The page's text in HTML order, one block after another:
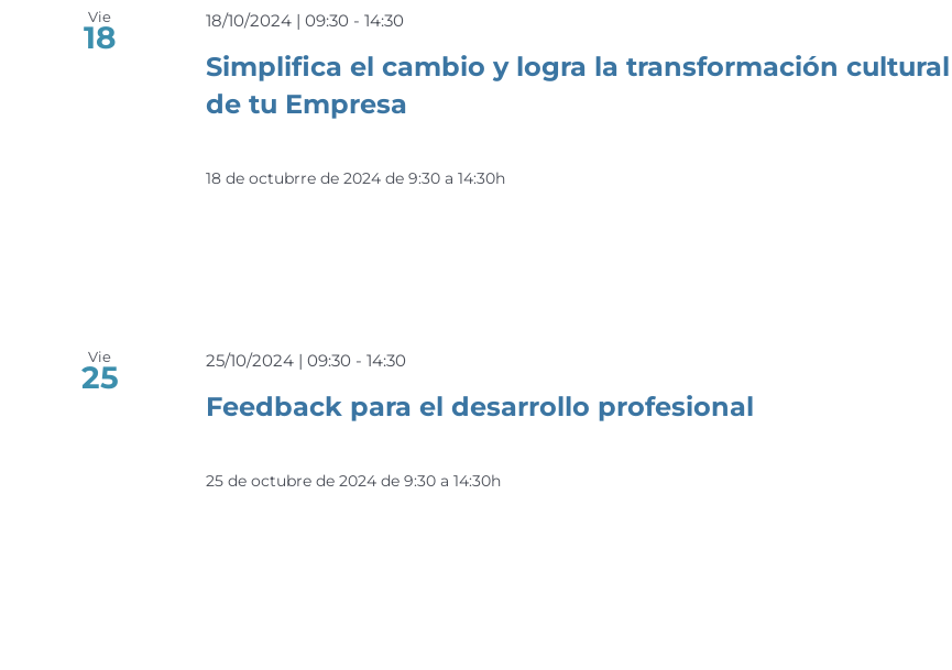
Vie
18
Simplifica el cambio y logra la transformación cultural
de tu Empresa
18/10/2024 | 09:30 -14:30
18 de octubrre de 2024 de 9:30 a 14:30h
Vie
25
Feedback para el desarrollo profesional
25/10/2024 | 09:30 -14:30
25 de octubre de 2024 de 9:30 a 14:30h